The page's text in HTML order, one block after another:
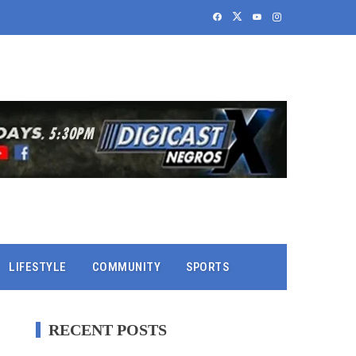
LIFESTYLE COMMUNITY SPORTS
RECENT POSTS